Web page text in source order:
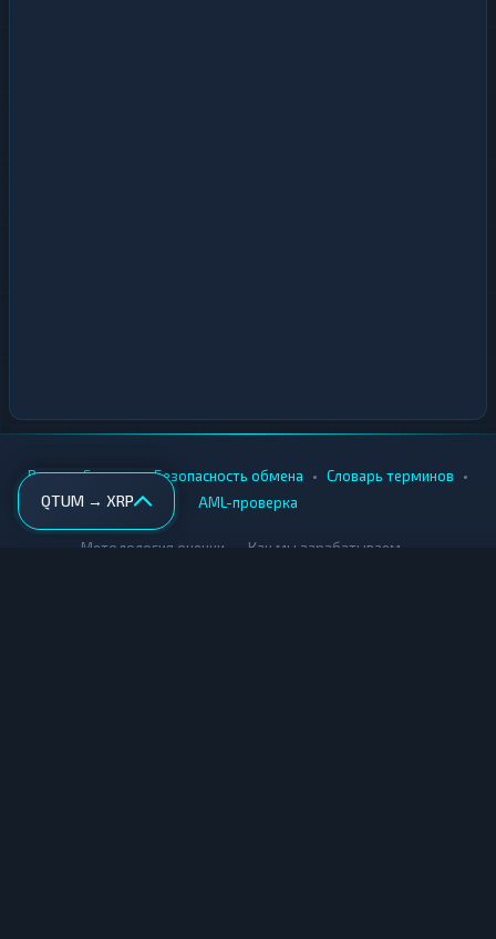
QTUM → XRP
Вики • Города • Безопасность обмена • Словарь терминов •
AML-проверка
Методология оценки Как мы зарабатываем